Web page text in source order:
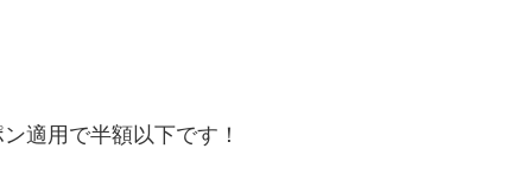
適用で半額以下です！